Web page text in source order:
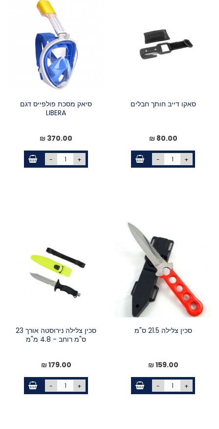
סאקו דייב חותך חבלים
80.00 ₪
- +
סיאק מסכת פולפייס דגם
LIBERA
370.00 ₪
- +
סכין צלילה 21.5 ס"מ
159.00 ₪
- +
סכין צלילה נירוסטה אורך 23
ס"מ רוחב - 4.8 מ"מ
179.00 ₪
- +